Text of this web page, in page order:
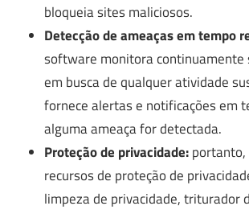
bloqueia sites maliciosos.
Detecção de ameaças em tempo
software monitora continuamente
em busca de qualquer atividade
fornece alertas e notificações em
alguma ameaça for detectada.
Proteção de privacidade:
recursos de proteção de
limpeza de privacidade, triturador